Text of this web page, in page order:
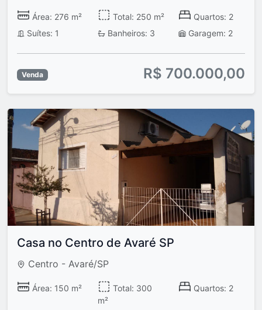
Área: 276 m² Total: 250 m²
Quartos: 2
Suítes: 1
Banheiros: 3 Garagem: 2
Venda R$ 700.000,00
Casa no Centro de Avaré SP
Centro - Avaré/SP
Área: 150 m²
Total: 300
m²
Quartos: 2